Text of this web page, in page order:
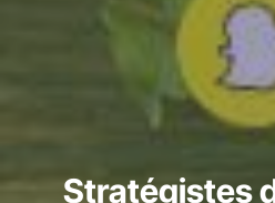
Stratégistes